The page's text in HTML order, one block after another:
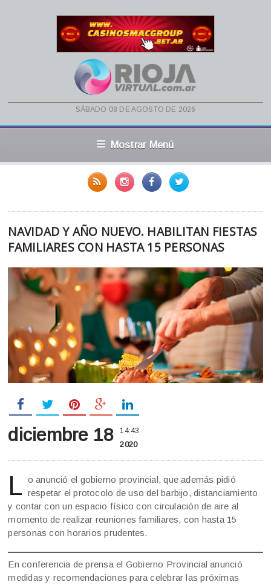
sábado 08 de agosto de 2026
Mostrar Menú
NAVIDAD Y AÑO NUEVO. HABILITAN FIESTAS
FAMILIARES CON HASTA 15 PERSONAS
diciembre 18 14:43
2020
L o anunció el gobierno provincial, que además pidió
respetar el protocolo de uso del barbijo, distanciamiento
y contar con un espacio físico con circulación de aire al
momento de realizar reuniones familiares, con hasta 15
personas con horarios prudentes.
En conferencia de prensa el Gobierno Provincial anunció
medidas y recomendaciones para celebrar las próximas